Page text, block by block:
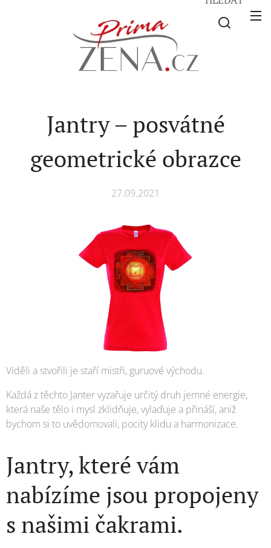
Jantry – posvátné
geometrické obrazce
27.09.2021
Viděli a stvořili je staří mistři, guruové východu.
Každá z těchto Janter vyzařuje určitý druh jemné energie,
která naše tělo i mysl zklidňuje, vylaďuje a přináší, aniž
bychom si to uvědomovali, pocity klidu a harmonizace.
Jantry, které vám
nabízíme jsou propojeny
s našimi čakrami.